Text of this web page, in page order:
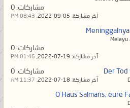
مشاركات:
آخر مشاركة: 08:43 PM
مشاركات:
آخر مشاركة: 01:46 PM
Der Tod مشاركات:
آخر مشاركة: 11:37 AM
O Haus Salmans, eure